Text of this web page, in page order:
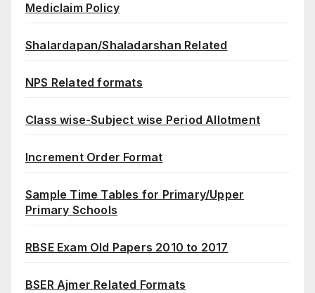
Mediclaim Policy
Shalardapan/Shaladarshan Related
NPS Related formats
Class wise-Subject wise Period Allotment
Increment Order Format
Sample Time Tables for Primary/Upper
Primary Schools
RBSE Exam Old Papers 2010 to 2017
BSER Ajmer Related Formats